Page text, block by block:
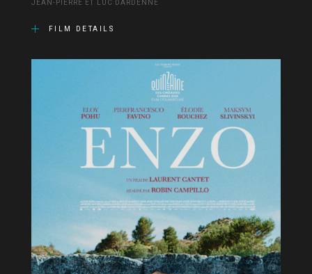
JEAN-PIERRE ET LUC DARDENNE
FILM DETAILS